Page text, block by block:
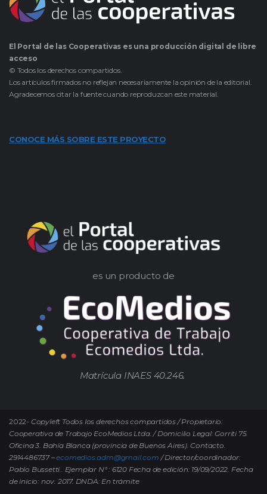
El Portal de las Cooperativas es una producción digital de libre
acceso
© Todos los derechos compartidos.
Los artículos firmados no reflejan necesariamente la opinión de la editorial.
Agradecemos citar la fuente cuando reproduzcan este material.
CONOCE MÁS SOBRE ESTE PROYECTO
es un producto de
Matrícula INAES 40.246.
2022- Copyleft Todos los derechos compartidos / Propietario:
Cooperativa de Trabajo EcoMedios Ltda. / Domicilio Legal: Gorriti 75.
Oficina 3. Bahía Blanca (provincia de Buenos Aires). Contacto.
2914486737 –ecomedios.adm@gmail.com / Director/coordinador:
Pablo Bussetti.. Ejemplar N° : 6120 Fecha de edición: 19/09/2022. Fecha
de inicio: nov. 2017. DNDA: En trámite